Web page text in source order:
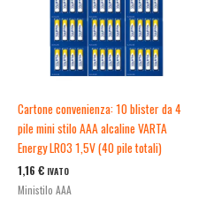
Cartone convenienza: 10 blister da 4
pile mini stilo AAA alcaline VARTA
Energy LR03 1,5V (40 pile totali)
1,16 € IVATO
Ministilo AAA